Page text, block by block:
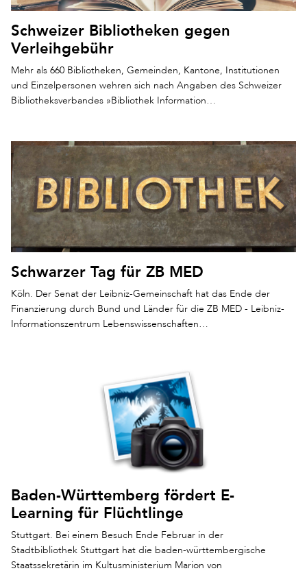
Schweizer Bibliotheken gegen
Verleihgebühr
Mehr als 660 Bibliotheken, Gemeinden, Kantone, Institutionen
und Einzelpersonen wehren sich nach Angaben des Schweizer
Bibliotheksverbandes »Bibliothek Information…
Schwarzer Tag für ZB MED
Köln. Der Senat der Leibniz-Gemeinschaft hat das Ende der
Finanzierung durch Bund und Länder für die ZB MED - Leibniz-
Informationszentrum Lebenswissenschaften…
Baden-Württemberg fördert E-
Learning für Flüchtlinge
Stuttgart. Bei einem Besuch Ende Februar in der
Stadtbibliothek Stuttgart hat die baden-württembergische
Staatssekretärin im Kultusministerium Marion von